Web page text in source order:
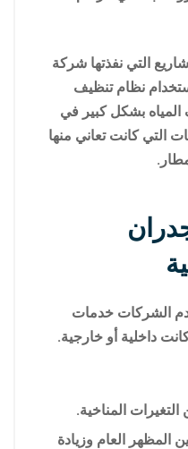
التي نفذتها شركة
نظام تنظيف
بشكل كبير في
التي كانت تعاني منها
الشركات خدمات
داخلية أو خارجية.
المناخية.
المظهر العام وزيادة